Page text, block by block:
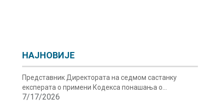
НАЈНОВИЈЕ
Представник Директората на седмом састанку
експерата о примени Кодекса понашања о
сигурности и безбедности радиоактивних извора у
7/17/2026